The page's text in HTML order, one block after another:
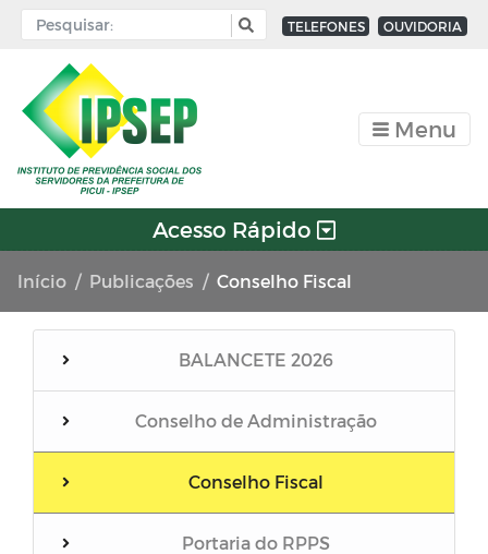
TELEFONES OUVIDORIA
Menu
Acesso Rápido
Início Publicações Conselho Fiscal
BALANCETE 2026
Conselho de Administração
Conselho Fiscal
Portaria do RPPS